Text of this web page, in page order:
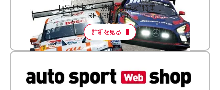
［ SUPER GT 熱闘“再点火”特集 ］
RE:IGNITION
詳細を見る